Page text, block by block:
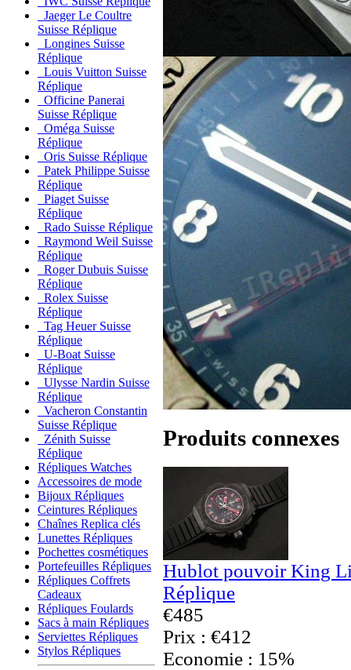
Jaeger Le Coultre
Suisse Réplique
Longines Suisse
Réplique
Louis Vuitton Suisse
Réplique
Officine Panerai
Suisse Réplique
Oméga Suisse
Réplique
Oris Suisse Réplique
Patek Philippe Suisse
Réplique
Piaget Suisse
Réplique
Rado Suisse Réplique
Raymond Weil Suisse
Réplique
Roger Dubuis Suisse
Réplique
Rolex Suisse
Réplique
Tag Heuer Suisse
Réplique
U-Boat Suisse
Réplique
Ulysse Nardin Suisse
Réplique
Vacheron Constantin
Suisse Réplique
Zénith Suisse
Réplique
Répliques Watches
Accessoires de mode
Bijoux Répliques
Ceintures Répliques
Chaînes Replica clés
Lunettes Répliques
Pochettes cosmétiques
Portefeuilles Répliques
Répliques Coffrets
Cadeaux
Répliques Foulards
Sacs à main Répliques
Serviettes Répliques
Stylos Répliques
Produits connexes
Hublot pouvoir King
Réplique
€485
Prix : €412
Economie : 15%